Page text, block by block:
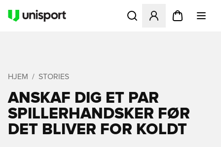
Åbner en Modal til at
HJEM STORIES
ANSKAF DIG ET PAR
SPILLERHANDSKER FØR
DET BLIVER FOR KOLDT